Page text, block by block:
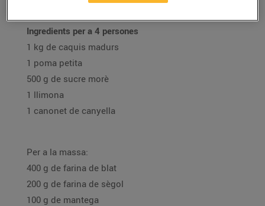
Ingredients per a 4 persones
1 kg de caquis madurs
1 poma petita
500 g de sucre morè
1 llimona
1 canonet de canyella
Per a la massa:
400 g de farina de blat
200 g de farina de sègol
100 g de mantega